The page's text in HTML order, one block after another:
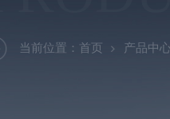
当前位置： 首页 产品中